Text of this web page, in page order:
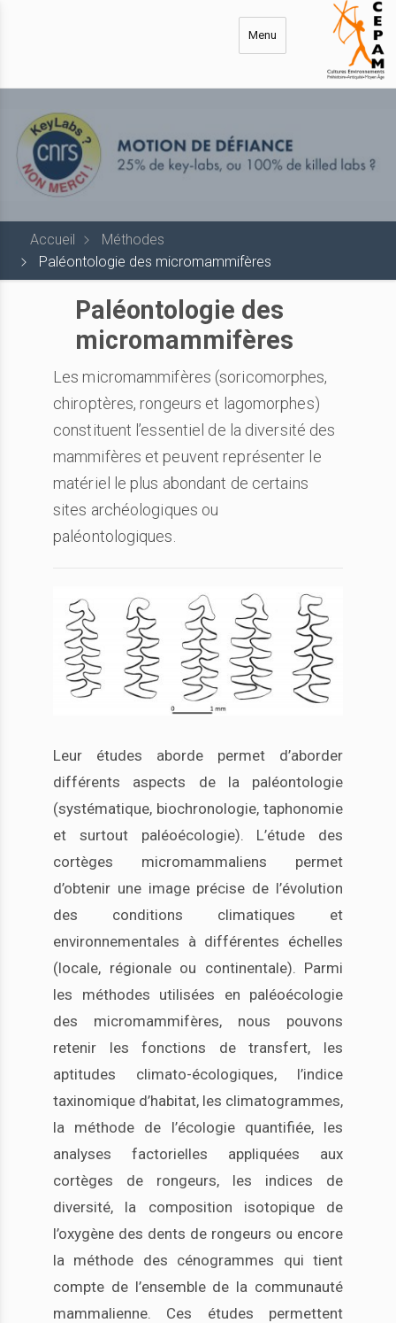
Menu
Accueil
Méthodes
Paléontologie des micromammifères
Paléontologie des
micromammifères
Les micromammifères (soricomorphes,
chiroptères, rongeurs et lagomorphes)
constituent l’essentiel de la diversité des
mammifères et peuvent représenter le
matériel le plus abondant de certains
sites archéologiques ou
paléontologiques.
Leur études aborde permet d’aborder
différents aspects de la paléontologie
(systématique, biochronologie, taphonomie
et surtout paléoécologie). L’étude des
cortèges micromammaliens permet
d’obtenir une image précise de l’évolution
des conditions climatiques et
environnementales à différentes échelles
(locale, régionale ou continentale). Parmi
les méthodes utilisées en paléoécologie
des micromammifères, nous pouvons
retenir les fonctions de transfert, les
aptitudes climato-écologiques, l’indice
taxinomique d’habitat, les climatogrammes,
la méthode de l’écologie quantifiée, les
analyses factorielles appliquées aux
cortèges de rongeurs, les indices de
diversité, la composition isotopique de
l’oxygène des dents de rongeurs ou encore
la méthode des cénogrammes qui tient
compte de l’ensemble de la communauté
mammalienne. Ces études permettent